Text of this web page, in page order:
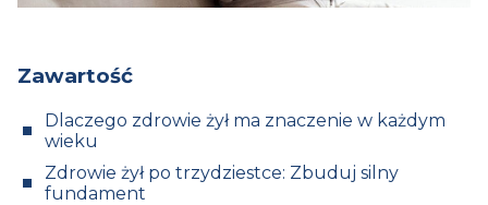
Zawartość
Dlaczego zdrowie żył ma znaczenie w każdym
wieku
Zdrowie żył po trzydziestce: Zbuduj silny
fundament